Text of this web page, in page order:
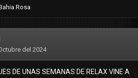
Rosa
del 2024
DE UNAS SEMANAS DE RELAX VINE A